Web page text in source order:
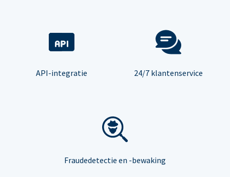
API-integratie 24/7 klantenservice
Fraudedetectie en -bewaking